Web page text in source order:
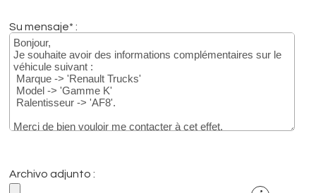
Su mensaje* :
Archivo adjunto :